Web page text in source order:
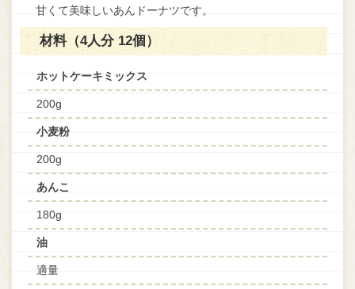
甘くて美味しいあんドーナツです。
材料（4人分 12個）
ホットケーキミックス
200g
小麦粉
200g
あんこ
180g
油
適量